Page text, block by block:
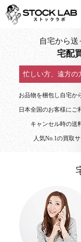
自宅から送
宅配
忙しい方、遠方の
お品物を梱包し自宅か
日本全国のお客様にご
キャンセル時の送
人気No.1の買取